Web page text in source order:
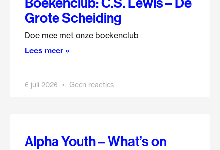
Grote Scheiding
Doe mee met onze boekenclub
Lees meer »
6 juli 2026 Geen reacties
Alpha Youth – What’s on